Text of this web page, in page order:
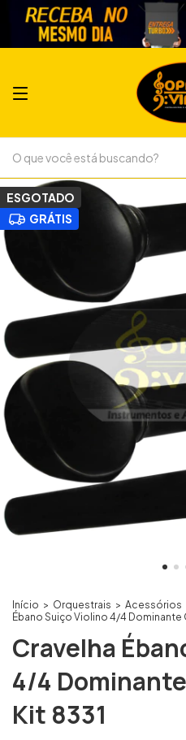
ESGOTADO
GRÁTIS
Início > Orquestrais > Acessórios
Ébano Suiço Violino 4/4 Dominante
Cravelha
4/4
Kit 8331